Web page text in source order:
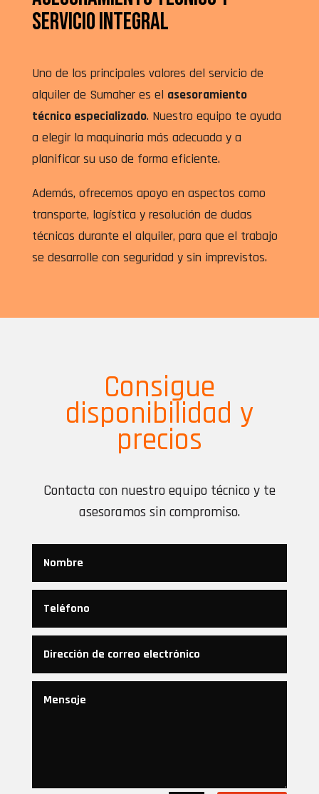
servicio integral
Uno de los principales valores del servicio de
alquiler de Sumaher es el asesoramiento
técnico especializado. Nuestro equipo te ayuda
a elegir la maquinaria más adecuada y a
planificar su uso de forma eficiente.
Además, ofrecemos apoyo en aspectos como
transporte, logística y resolución de dudas
técnicas durante el alquiler, para que el trabajo
se desarrolle con seguridad y sin imprevistos.
Consigue
disponibilidad y
precios
Contacta con nuestro equipo técnico y te
asesoramos sin compromiso.